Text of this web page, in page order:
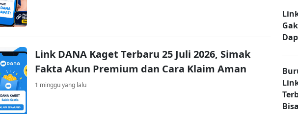
Link DANA Kaget Terbaru 25 Juli 2026, Simak
Fakta Akun Premium dan Cara Klaim Aman
1 minggu yang lalu